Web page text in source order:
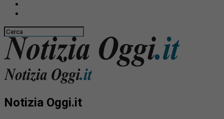
Notizia Oggi.it